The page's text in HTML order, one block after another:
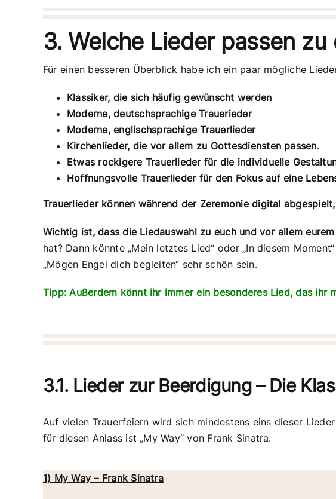
3. Welche Lieder passen
Für einen besseren Überblick habe ich ein paar mögliche
Klassiker, die sich häufig gewünscht werden
Moderne, deutschsprachige Trauerieder
Moderne, englischsprachige Trauerlieder
Kirchenlieder, die vor allem zu Gottesdiensten passen.
Etwas rockigere Trauerlieder für die individuelle
Hoffnungsvolle Trauerlieder für den Fokus auf eine
Trauerlieder können während der Zeremonie digital
Wichtig ist, dass die Liedauswahl zu euch und vor allem
hat? Dann könnte „Mein letztes Lied“ oder „In diesem
„Mögen Engel dich begleiten“ sehr schön sein.
Tipp: Außerdem könnt ihr immer ein besonderes Lied, das
3.1. Lieder zur Beerdigung – Die
Auf vielen Trauerfeiern wird sich mindestens eins dieser
für diesen Anlass ist „My Way“ von Frank Sinatra.
1) My Way – Frank Sinatra